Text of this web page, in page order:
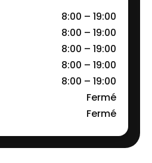
8:00 – 19:00
8:00 – 19:00
8:00 – 19:00
8:00 – 19:00
8:00 – 19:00
Fermé
Fermé